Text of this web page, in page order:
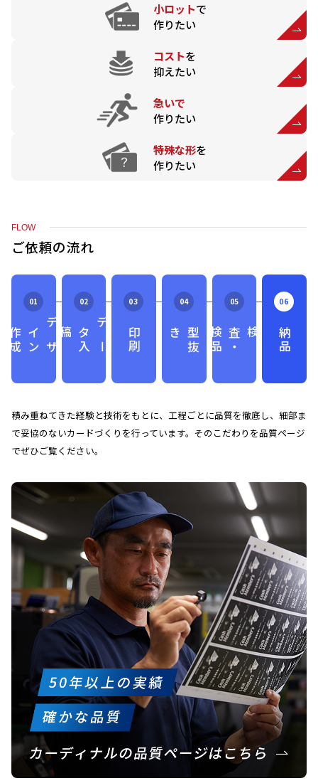
小ロットで
作りたい
コストを
抑えたい
急いで
作りたい
特殊な形を
作りたい
FLOW
ご依頼の流れ
デ
ザ
イ
ン
作
成 データ入
稿 印刷 型
抜
き 検査
・
検
品 納品
積み重ねてきた経験と技術をもとに、工程ごとに品質を徹底し、細部ま
で妥協のないカードづくりを行っています。そのこだわりを品質ページ
でぜひご覧ください。